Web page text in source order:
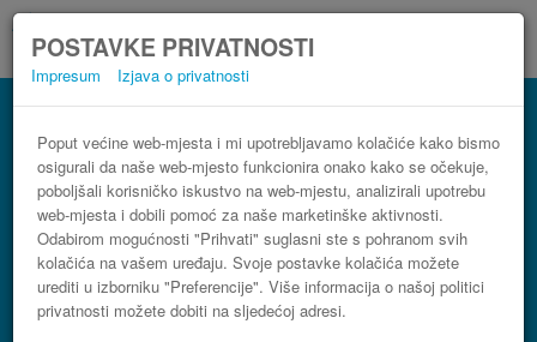
POSTAVKE PRIVATNOSTI
Impresum Izjava o privatnosti
Poput većine web-mjesta i mi upotrebljavamo kolačiće kako bismo
osigurali da naše web-mjesto funkcionira onako kako se očekuje,
poboljšali korisničko iskustvo na web-mjestu, analizirali upotrebu
web-mjesta i dobili pomoć za naše marketinške aktivnosti.
Odabirom mogućnosti "Prihvati" suglasni ste s pohranom svih
kolačića na vašem uređaju. Svoje postavke kolačića možete
urediti u izborniku "Preferencije". Više informacija o našoj politici
privatnosti možete dobiti na sljedećoj adresi.
Autobus Adjud Otopeni
3 koraka do najpovoljnije autobusne karte